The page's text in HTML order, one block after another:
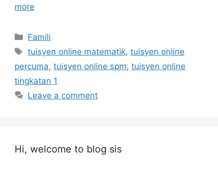
more
Categories
Famili
Tags
tuisyen online matematik,tuisyen online
percuma, tuisyen online spm, tuisyen online
tingkatan 1
Leave a comment
Hi, welcome to blog sis